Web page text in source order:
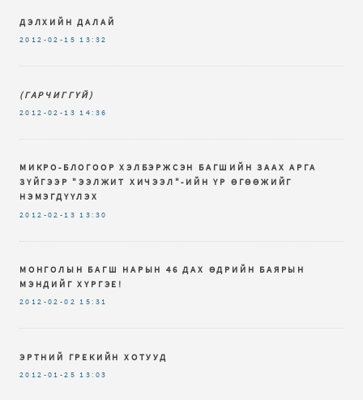
ДЭЛХИЙН ДАЛАЙ
2012-02-15 13:32
(ГАРЧИГГҮЙ)
2012-02-13 14:36
МИКРО-БЛОГООР ХЭЛБЭРЖСЭН БАГШИЙН ЗААХ АРГА
ЗҮЙГЭЭР "ЭЭЛЖИТ ХИЧЭЭЛ"-ИЙН ҮР ӨГӨӨЖИЙГ
НЭМЭГДҮҮЛЭХ
2012-02-13 13:30
МОНГОЛЫН БАГШ НАРЫН 46 ДАХ ӨДРИЙН БАЯРЫН
МЭНДИЙГ ХҮРГЭЕ!
2012-02-02 15:31
ЭРТНИЙ ГРЕКИЙН ХОТУУД
2012-01-25 13:03